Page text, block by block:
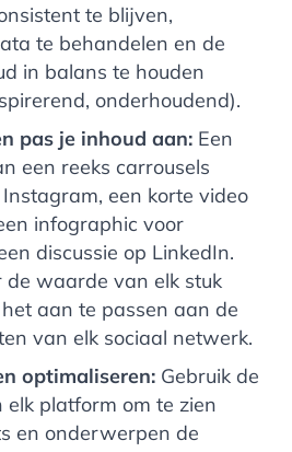
te blijven,
te behandelen en de
in balans te houden
onderhoudend).
pas je inhoud aan: Een
een reeks carrousels
een korte video
infographic voor
discussie op LinkedIn.
de waarde van elk stuk
aan te passen aan de
van elk sociaal netwerk.
optimaliseren: Gebruik de
platform om te zien
en onderwerpen de